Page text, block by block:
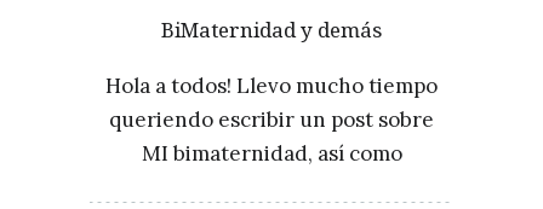
BiMaternidad y demás
Hola a todos! Llevo mucho tiempo
queriendo escribir un post sobre
MI bimaternidad, así como